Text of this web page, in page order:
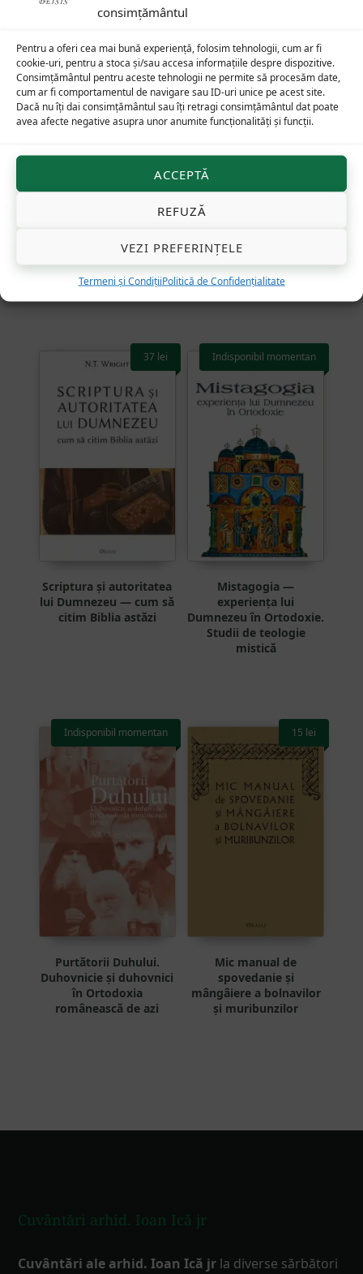
consimțământul
Pentru a oferi cea mai bună experiență, folosim tehnologii, cum ar fi
cookie-uri, pentru a stoca și/sau accesa informațiile despre dispozitive.
Consimțământul pentru aceste tehnologii ne permite să procesăm date,
cum ar fi comportamentul de navigare sau ID-uri unice pe acest site.
Dacă nu îți dai consimțământul sau îți retragi consimțământul dat poate
avea afecte negative asupra unor anumite funcționalități și funcții.
ACCEPTĂ
REFUZĂ
VEZI PREFERINȚELE
Termeni și CondițiiPolitică de Confidențialitate
patriarh isihast —
sfântul Filotei Kokkinos
al Constantinopolului
Despre natura teologiei
Scriptura și autoritatea
lui Dumnezeu — cum să
citim Biblia astăzi
37 lei
Mistagogia —
experiența lui
Dumnezeu în Ortodoxie.
Studii de teologie
mistică
Indisponibil momentan
Purtătorii Duhului.
Duhovnicie și duhovnici
în Ortodoxia
românească de azi
Indisponibil momentan
Mic manual de
spovedanie și
mângâiere a bolnavilor
și muribunzilor
15 lei
Cuvântări arhid. Ioan Ică jr
Cuvântări ale arhid. Ioan Ică jr la diverse sărbători